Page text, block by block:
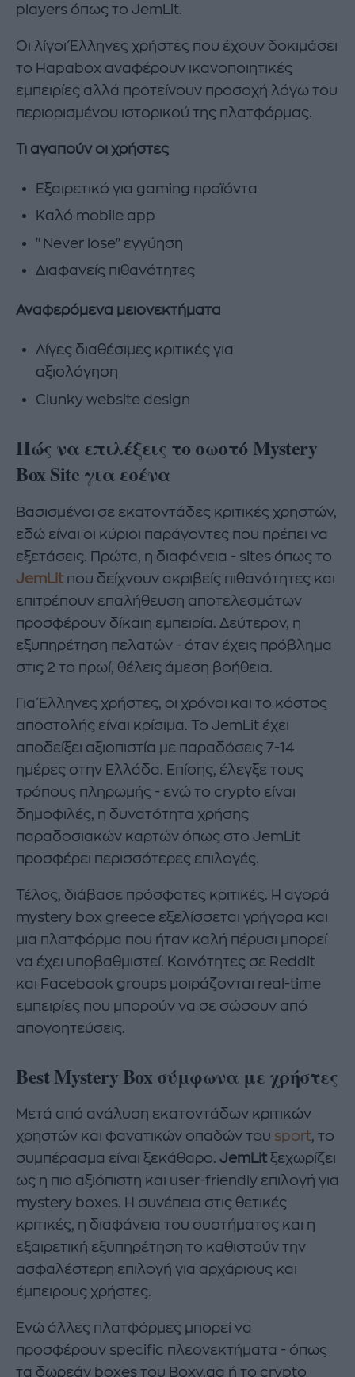
players όπως το JemLit.
Οι λίγοι Έλληνες χρήστες που έχουν δοκιμάσει
το Hapabox αναφέρουν ικανοποιητικές
εμπειρίες αλλά προτείνουν προσοχή λόγω του
περιορισμένου ιστορικού της πλατφόρμας.
Τι αγαπούν οι χρήστες
Εξαιρετικό για gaming προϊόντα
Καλό mobile app
"Never lose" εγγύηση
Διαφανείς πιθανότητες
Αναφερόμενα μειονεκτήματα
Λίγες διαθέσιμες κριτικές για
αξιολόγηση
Clunky website design
Πώς να επιλέξεις το σωστό Mystery
Box Site για εσένα
Βασισμένοι σε εκατοντάδες κριτικές χρηστών,
εδώ είναι οι κύριοι παράγοντες που πρέπει να
εξετάσεις. Πρώτα, η διαφάνεια - sites όπως το
JemLit που δείχνουν ακριβείς πιθανότητες και
επιτρέπουν επαλήθευση αποτελεσμάτων
προσφέρουν δίκαιη εμπειρία. Δεύτερον, η
εξυπηρέτηση πελατών - όταν έχεις πρόβλημα
στις 2 το πρωί, θέλεις άμεση βοήθεια.
Για Έλληνες χρήστες, οι χρόνοι και το κόστος
αποστολής είναι κρίσιμα. Το JemLit έχει
αποδείξει αξιοπιστία με παραδόσεις 7-14
ημέρες στην Ελλάδα. Επίσης, έλεγξε τους
τρόπους πληρωμής - ενώ το crypto είναι
δημοφιλές, η δυνατότητα χρήσης
παραδοσιακών καρτών όπως στο JemLit
προσφέρει περισσότερες επιλογές.
Τέλος, διάβασε πρόσφατες κριτικές. Η αγορά
mystery box greece εξελίσσεται γρήγορα και
μια πλατφόρμα που ήταν καλή πέρυσι μπορεί
να έχει υποβαθμιστεί. Κοινότητες σε Reddit
και Facebook groups μοιράζονται real-time
εμπειρίες που μπορούν να σε σώσουν από
απογοητεύσεις.
Best Mystery Box σύμφωνα με χρήστες
Μετά από ανάλυση εκατοντάδων κριτικών
χρηστών και φανατικών οπαδών του sport, το
συμπέρασμα είναι ξεκάθαρο. JemLit ξεχωρίζει
ως η πιο αξιόπιστη και user-friendly επιλογή για
mystery boxes. Η συνέπεια στις θετικές
κριτικές, η διαφάνεια του συστήματος και η
εξαιρετική εξυπηρέτηση το καθιστούν την
ασφαλέστερη επιλογή για αρχάριους και
έμπειρους χρήστες.
Ενώ άλλες πλατφόρμες μπορεί να
προσφέρουν specific πλεονεκτήματα - όπως
τα δωρεάν boxes του Boxy.gg ή το crypto